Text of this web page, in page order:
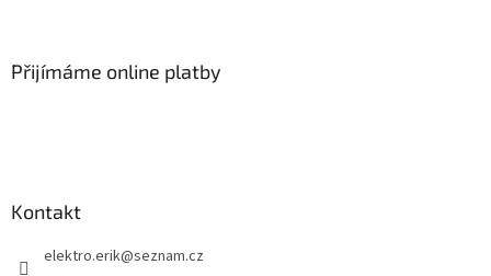
Přijímáme online platby
Kontakt
elektro.erik@seznam.cz